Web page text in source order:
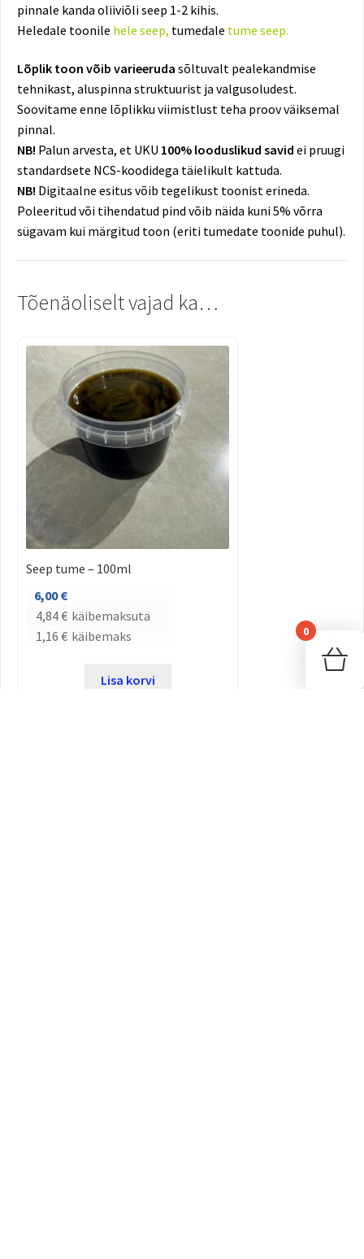
pinnale kanda oliiviõli seep 1-2 kihis.
Heledale toonile hele seep, tumedale tume seep.
Lõplik toon võib varieeruda sõltuvalt pealekandmise
tehnikast, aluspinna struktuurist ja valgusoludest.
Soovitame enne lõplikku viimistlust teha proov väiksemal
pinnal.
NB! Palun arvesta, et UKU 100% looduslikud savid ei pruugi
standardsete NCS-koodidega täielikult kattuda.
NB! Digitaalne esitus võib tegelikust toonist erineda.
Poleeritud või tihendatud pind võib näida kuni 5% võrra
sügavam kui märgitud toon (eriti tumedate toonide puhul).
Tõenäoliselt vajad ka…
Seep tume – 100ml
6,00€
4,84€ käibemaksuta
1,16 € käibemaks
Lisa korvi
0